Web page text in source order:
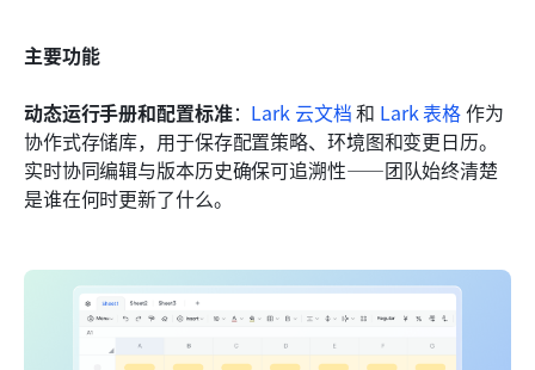
主要功能
动态运行手册和配置标准： Lark 云文档 和 Lark 表格 作为
协作式存储库，用于保存配置策略、环境图和变更日历。
实时协同编辑与版本历史确保可追溯性——团队始终清楚
是谁在何时更新了什么。